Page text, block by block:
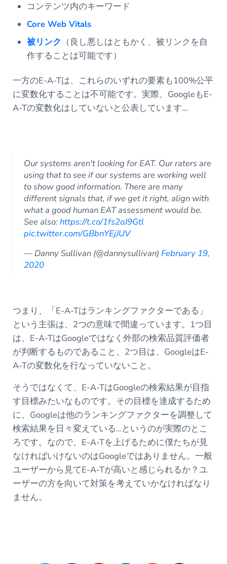
コンテンツ内のキーワード
Core Web Vitals
被リンク （良し悪しはともかく、被リンクを自
作することは可能です）
一方のE-A-Tは、これらのいずれの要素も100%公平
に変数化することは不可能です。実際、GoogleもE-
A-Tの変数化はしていないと公表しています…
Our systems aren't looking for EAT. Our raters are
using that to see if our systems are working well
to show good information. There are many
different signals that, if we get it right, align with
what a good human EAT assessment would be.
See also:https://t.co/1fs2oJ9Gtl
pic.twitter.com/GBbnYEjJUV
— Danny Sullivan (@dannysullivan)February 19,
2020
つまり、「E-A-Tはランキングファクターである」
という主張は、2つの意味で間違っています。1つ目
は、E-A-TはGoogleではなく外部の検索品質評価者
が判断するものであること、2つ目は、GoogleはE-
A-Tの変数化を行なっていないこと。
そうではなくて、E-A-TはGoogleの検索結果が目指
す目標みたいなものです。その目標を達成するため
に、Googleは他のランキングファクターを調整して
検索結果を日々変えている…というのが実際のとこ
ろです。なので、E-A-Tを上げるために僕たちが見
なければいけないのはGoogleではありません。一般
ユーザーから見てE-A-Tが高いと感じられるか？ユ
ーザーの方を向いて対策を考えていかなければなり
ません。